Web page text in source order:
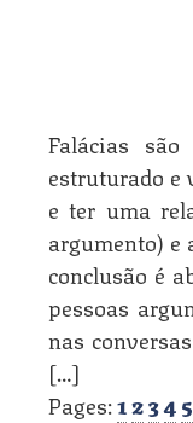
Falácias
estruturado e
e ter uma
argumento) e
conclusão é
pessoas
nas
[…]
Pages:12345